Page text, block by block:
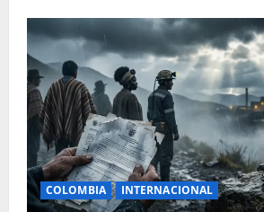
COLOMBIA INTERNACIONAL